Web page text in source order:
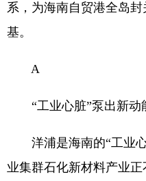
系，为海南自贸港全岛
基。
A
“工业心脏”泵出新动
洋浦是海南的“工业心
业集群石化新材料产业